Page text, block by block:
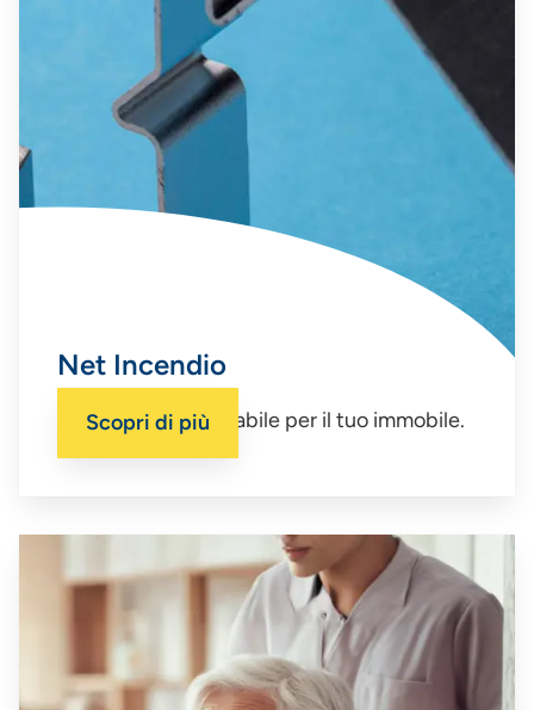
Net Incendio
La tutela indispensabile per il tuo immobile.
Scopri di più